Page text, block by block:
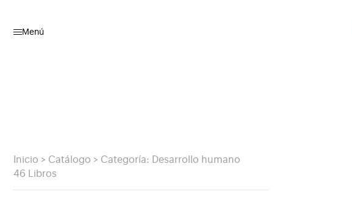
Menú
Inicio > Catálogo > Categoría: Desarrollo humano
46 Libros